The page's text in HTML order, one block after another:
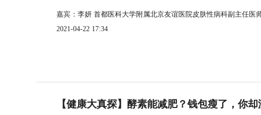
嘉宾：李妍 首都医科大学附属北京友谊医院皮肤性病科副主任医
2021-04-22 17:34
【健康大真探】酵素能减肥？钱包瘦了，你却